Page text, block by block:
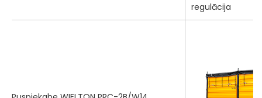
regulācija